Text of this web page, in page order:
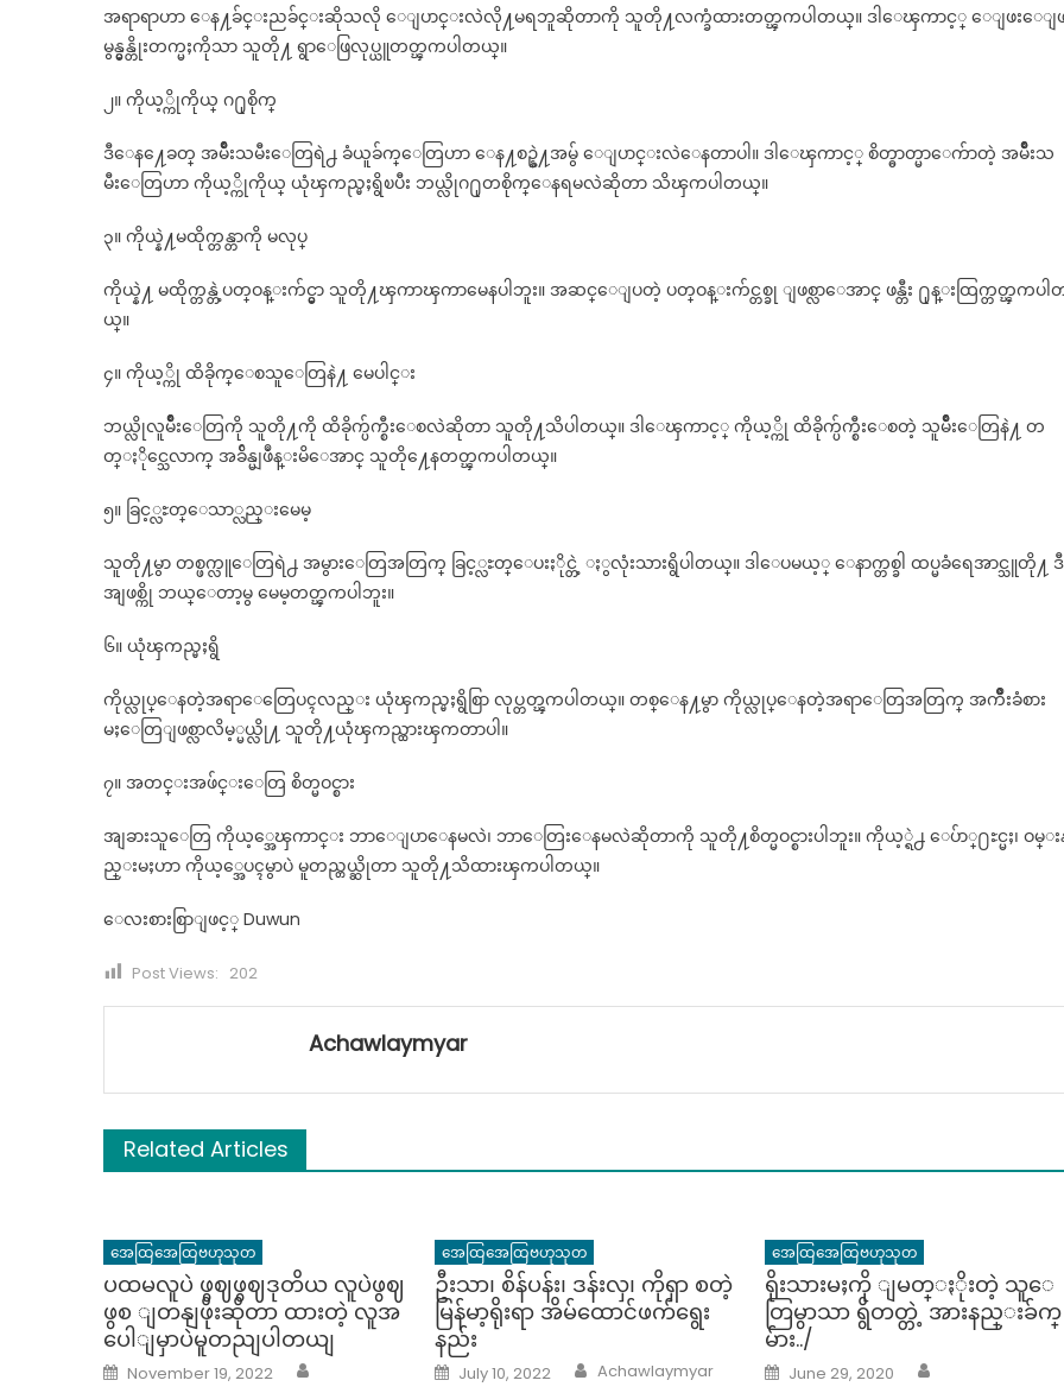
အရာရာဟာ ေန႔ခ်င္းညခ်င္းဆိုသလို ေျပာင္းလဲလို႔မရဘူဆိုတာကို သူတို႔လက္ခံထားတတ္ၾကပါတယ္။ ဒါေၾကာင့္ ေျဖးေျဖ
မွန္မွန္တိုးတက္မႈကိုသာ သူတို႔ ရွာေဖြလုပ္ယူတတ္ၾကပါတယ္။
၂။ ကိုယ့္ကိုကိုယ္ ဂ႐ုစိုက္
ဒီေန႔ေခတ္ အမ်ိဳးသမီးေတြရဲ႕ ခံယူခ်က္ေတြဟာ ေန႔စဥ္နဲ႔အမွ် ေျပာင္းလဲေနတာပါ။ ဒါေၾကာင့္ စိတ္ဓာတ္မာေက်ာတဲ့ အမ်ိဳးသ
မီးေတြဟာ ကိုယ့္ကိုကိုယ္ ယုံၾကည္မႈရွိၿပီး ဘယ္လိုဂ႐ုတစိုက္ေနရမလဲဆိုတာ သိၾကပါတယ္။
၃။ ကိုယ္နဲ႔မထိုက္တန္တာကို မလုပ္
ကိုယ္နဲ႔ မထိုက္တန္တဲ့ပတ္ဝန္းက်င္မွာ သူတို႔ၾကာၾကာမေနပါဘူး။ အဆင္ေျပတဲ့ ပတ္ဝန္းက်င္တစ္ခု ျဖစ္လာေအာင္ ဖန္တီး ႐ုန္းထြက္တတ္ၾကပါ
ယ္။
၄။ ကိုယ့္ကို ထိခိုက္ေစသူေတြနဲ႔ မေပါင္း
ဘယ္လိုလူမ်ိဳးေတြကို သူတို႔ကို ထိခိုက္ပ်က္စီးေစလဲဆိုတာ သူတို႔သိပါတယ္။ ဒါေၾကာင့္ ကိုယ့္ကို ထိခိုက္ပ်က္စီးေစတဲ့ သူမ်ိဳးေတြနဲ႔ တ
တ္ႏိုင္သေလာက္ အခ်ိန္မျဖဳန္းမိေအာင္ သူတို႔ေနတတ္ၾကပါတယ္။
၅။ ခြင့္လႊတ္ေသာ္လည္းမေမ့
သူတို႔မွာ တစ္ဖက္လူေတြရဲ႕ အမွားေတြအတြက္ ခြင့္လႊတ္ေပးႏိုင္တဲ့ ႏွလုံးသားရွိပါတယ္။ ဒါေပမယ့္ ေနာက္တစ္ခါ ထပ္မခံရေအာင္သူတို႔ ဒီ
အျဖစ္ကို ဘယ္ေတာ့မွ မေမ့တတ္ၾကပါဘူး။
၆။ ယုံၾကည္မႈရွိ
ကိုယ္လုပ္ေနတဲ့အရာေတြေပၚလည္း ယုံၾကည္မႈရွိစြာ လုပ္တတ္ၾကပါတယ္။ တစ္ေန႔မွာ ကိုယ္လုပ္ေနတဲ့အရာေတြအတြက္ အက်ိဳးခံစား
မႈေတြျဖစ္လာလိမ့္မယ္လို႔ သူတို႔ယုံၾကည္ထားၾကတာပါ။
၇။ အတင္းအဖ်င္းေတြ စိတ္မဝင္စား
အျခားသူေတြ ကိုယ့္အေၾကာင္း ဘာေျပာေနမလဲ၊ ဘာေတြးေနမလဲဆိုတာကို သူတို႔စိတ္မဝင္စားပါဘူး။ ကိုယ့္ရဲ႕ ေပ်ာ္႐ႊင္မႈ၊ ဝမ္း
ည္းမႈဟာ ကိုယ့္အေပၚမွာပဲ မူတည္တယ္ဆိုတာ သူတို႔သိထားၾကပါတယ္။
ေလးစားစြာျဖင့္ Duwun
Post Views: 202
Achawlaymyar
Related Articles
အေထြအေထြဗဟုသုတ
ပထမလူပဲ ဖွဈဖွဈဒုတိယ လူပဲဖွဈ
ဖွစ ျတနျဖိုးဆိုတာ ထားတဲ့ လူအ
ပေါျမှာပဲမူတညျပါတယျ
Posted
on
November 19, 2022
အေထြအေထြဗဟုသုတ
ဦးသာ၊ စိန်ပန်း၊ ဒန်းလှ၊ ကိုရှာ စတဲ့
မြန်မာ့ရိုးရာ အိမ်ထောင်ဖက်ရွေး
နည်း
Posted
on
July 10, 2022 Author
Achawlaymyar
အေထြအေထြဗဟုသုတ
ရိုးသားမႈကို ျမတ္ႏိုးတဲ့ သူေ
တြမွာသာ ရွိတတ္တဲ့ အားနည္းခ်က္
မ်ား../
Posted
on
June 29, 2020